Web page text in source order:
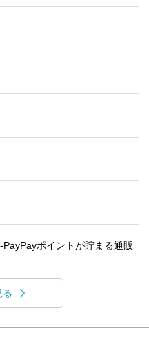
ポイントが貯まる通販
る